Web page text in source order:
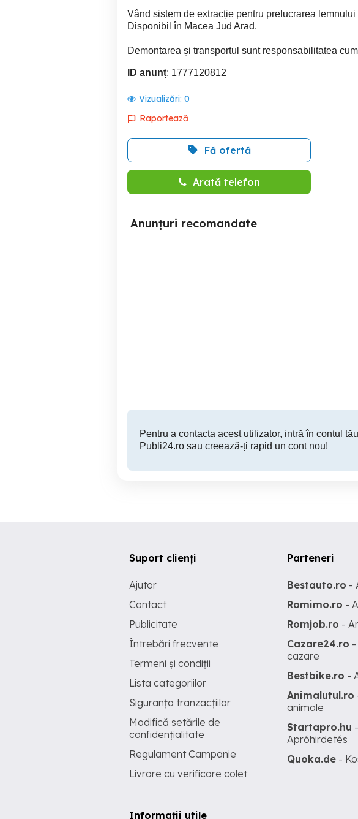
Vând sistem de extracție pentru prelucrarea
Disponibil în Macea Jud Arad.
Demontarea și transportul sunt responsabilitatea
ID anunț: 1777120812
Vizualizări: 0
Raportează
Fă ofertă
Arată telefon
Anunțuri recomandate
Pentru a contacta acest utilizator, intră în contul tău
Publi24.ro sau creează-ți rapid un cont nou!
Suport clienți
Ajutor
Contact
Publicitate
Întrebări frecvente
Termeni și condiții
Lista categoriilor
Siguranța tranzacțiilor
Modifică setările de
confidențialitate
Regulament Campanie
Livrare cu verificare colet
Informații utile
Parteneri
Bestauto.ro -
Romimo.ro -
Romjob.ro -
Cazare24.ro -
cazare
Bestbike.ro -
Animalutul.ro
animale
Startapro.hu
Apróhirdetés
Quoka.de -